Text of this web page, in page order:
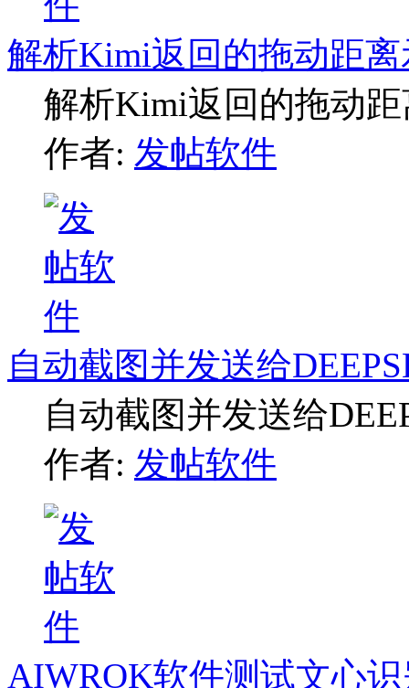
解析Kimi返回的拖动距离
解析Kimi返回的拖动
作者: 发帖软件
自动截图并发送给
自动截图并发送给
作者: 发帖软件
AIWROK软件测试文心